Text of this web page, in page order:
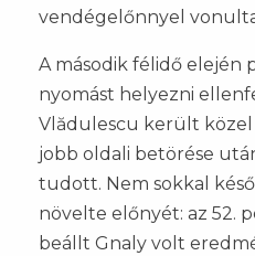
vendégelőnnyel
A második félidő
nyomást helyezni
Vlădulescu került közel
jobb oldali betörése
tudott. Nem sokkal
növelte előnyét: az 52.
beállt Gnaly volt